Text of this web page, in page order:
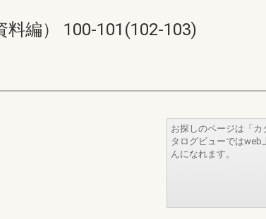
編） 100-101(102-103)
お探しのページは「
タログビューではweb
んになれます。